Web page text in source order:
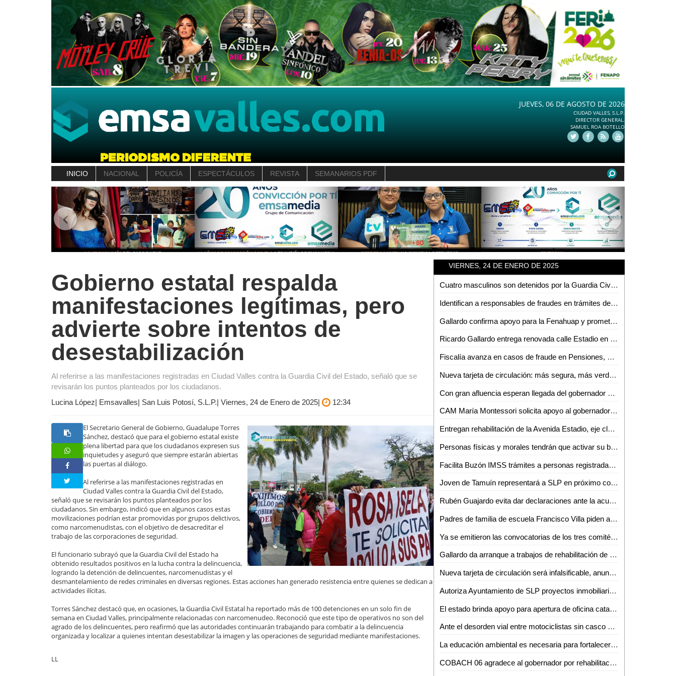
JUEVES, 06 DE AGOSTO DE 2026
CIUDAD VALLES, S.L.P.
DIRECTOR GENERAL.
SAMUEL ROA BOTELLO
INICIO NACIONAL POLICÍA ESPECTÁCULOS REVISTA SEMANARIOS PDF
Gobierno estatal respalda
manifestaciones legítimas, pero
advierte sobre intentos de
desestabilización
Al referirse a las manifestaciones registradas en Ciudad Valles contra la Guardia Civil del Estado, señaló que se
revisarán los puntos planteados por los ciudadanos.
Lucina López| Emsavalles| San Luis Potosí, S.L.P.| Viernes, 24 de Enero de 2025|
12:34
El Secretario General de Gobierno, Guadalupe Torres
Sánchez, destacó que para el gobierno estatal existe
plena libertad para que los ciudadanos expresen sus
inquietudes y aseguró que siempre estarán abiertas
las puertas al diálogo.
Al referirse a las manifestaciones registradas en
Ciudad Valles contra la Guardia Civil del Estado,
señaló que se revisarán los puntos planteados por los
ciudadanos. Sin embargo, indicó que en algunos casos estas
movilizaciones podrían estar promovidas por grupos delictivos,
como narcomenudistas, con el objetivo de desacreditar el
trabajo de las corporaciones de seguridad.
El funcionario subrayó que la Guardia Civil del Estado ha
obtenido resultados positivos en la lucha contra la delincuencia,
logrando la detención de delincuentes, narcomenudistas y el
desmantelamiento de redes criminales en diversas regiones. Estas acciones han generado resistencia entre quienes se dedican a
actividades ilícitas.
Torres Sánchez destacó que, en ocasiones, la Guardia Civil Estatal ha reportado más de 100 detenciones en un solo fin de
semana en Ciudad Valles, principalmente relacionadas con narcomenudeo. Reconoció que este tipo de operativos no son del
agrado de los delincuentes, pero reafirmó que las autoridades continuarán trabajando para combatir a la delincuencia
organizada y localizar a quienes intentan desestabilizar la imagen y las operaciones de seguridad mediante manifestaciones.
LL
VIERNES, 24 DE ENERO DE 2025
Cuatro masculinos son detenidos por la Guardia Civil estatal, tras delitos contra servidores públicos
Identifican a responsables de fraudes en trámites de regularización de predios en Ciudad Valles
Gallardo confirma apoyo para la Fenahuap y promete artistas como Carin León y los Tigres del Norte
Ricardo Gallardo entrega renovada calle Estadio en Ciudad Valles
Fiscalía avanza en casos de fraude en Pensiones, Red Metro y Seduvop
Nueva tarjeta de circulación: más segura, más verde, más ágil
Con gran afluencia esperan llegada del gobernador para inaugurar calle Estadio
CAM María Montessori solicita apoyo al gobernador para rehabilitar aula de usos múltiples
Entregan rehabilitación de la Avenida Estadio, eje clave para Ciudad Valles
Personas físicas y morales tendrán que activar su buzón tributario antes del 31 de diciembre: PRODECON
Facilita Buzón IMSS trámites a personas registradas como patrones
Joven de Tamuín representará a SLP en próximo concurso de ajedrez en Colombia
Rubén Guajardo evita dar declaraciones ante la acusación contra la Guardia Nacional
Padres de familia de escuela Francisco Villa piden apoyo al gobernador ante condiciones precarias
Ya se emitieron las convocatorias de los tres comités de evaluación para que participen interesados en la elección de renovación del Poder Judicial
Gallardo da arranque a trabajos de rehabilitación de la Avenida Santa Rosa en Ciudad Valles
Nueva tarjeta de circulación será infalsificable, anuncia Secretaría de Finanzas
Autoriza Ayuntamiento de SLP proyectos inmobiliarios cuestionados
El estado brinda apoyo para apertura de oficina catastral en Rayón
Ante el desorden vial entre motociclistas sin casco o placas, se impulsa Ley de Seguridad y Movilidad Vial para San Luis Potosí
La educación ambiental es necesaria para fortalecer el desarrollo sostenible: experta de la UASLP
COBACH 06 agradece al gobernador por rehabilitación de vialidades clave para sus alumnos